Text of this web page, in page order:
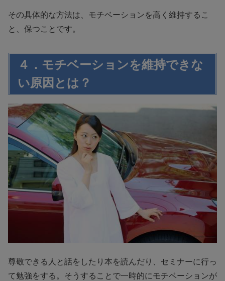
その具体的な方法は、モチベーションを高く維持するこ
と、保つことです。
４．モチベーションを維持できな
い原因とは？
尊敬できる人と話をしたり本を読んだり、セミナーに行っ
て勉強をする。そうすることで一時的にモチベーションが